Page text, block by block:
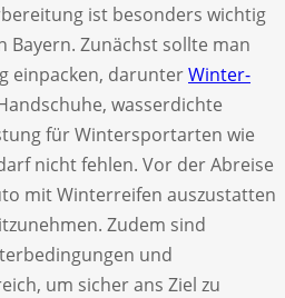
ist besonders wichtig
Zunächst sollte man
einpacken, darunterWinter-
wasserdichte
für Wintersportarten wie
nicht fehlen. Vor der Abreise
mit Winterreifen auszustatten
Zudem sind
und
um sicher ans Ziel zu